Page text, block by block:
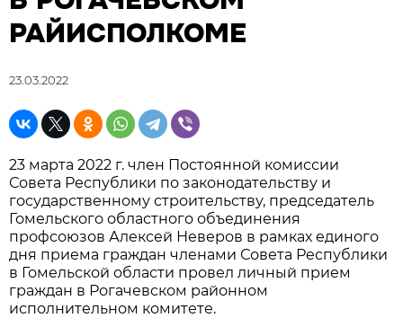
РАЙИСПОЛКОМЕ
23.03.2022
23 марта 2022 г. член Постоянной комиссии
Совета Республики по законодательству и
государственному строительству, председатель
Гомельского областного объединения
профсоюзов Алексей Неверов в рамках единого
дня приема граждан членами Совета Республики
в Гомельской области провел личный прием
граждан в Рогачевском районном
исполнительном комитете.